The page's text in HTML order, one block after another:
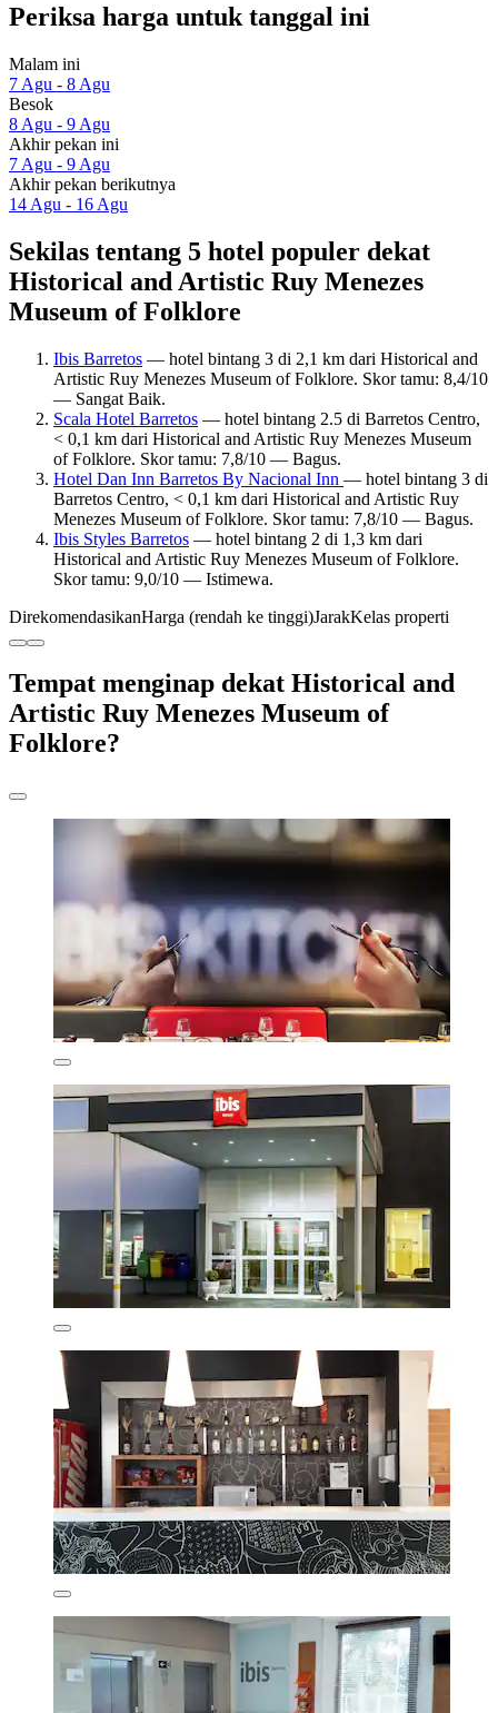
Periksa harga untuk tanggal ini
Malam ini
7 Agu - 8 Agu
Besok
8 Agu - 9 Agu
Akhir pekan ini
7 Agu - 9 Agu
Akhir pekan berikutnya
14 Agu - 16 Agu
Sekilas tentang 5 hotel populer dekat
Historical and Artistic Ruy Menezes
Museum of Folklore
Ibis Barretos — hotel bintang 3 di 2,1 km dari Historical and
Artistic Ruy Menezes Museum of Folklore. Skor tamu: 8,4/10
— Sangat Baik.
Scala Hotel Barretos — hotel bintang 2.5 di Barretos Centro,
< 0,1 km dari Historical and Artistic Ruy Menezes Museum
of Folklore. Skor tamu: 7,8/10 — Bagus.
Hotel Dan Inn Barretos By Nacional Inn — hotel bintang 3 di
Barretos Centro, < 0,1 km dari Historical and Artistic Ruy
Menezes Museum of Folklore. Skor tamu: 7,8/10 — Bagus.
Ibis Styles Barretos — hotel bintang 2 di 1,3 km dari
Historical and Artistic Ruy Menezes Museum of Folklore.
Skor tamu: 9,0/10 — Istimewa.
DirekomendasikanHarga (rendah ke tinggi)JarakKelas properti
Tempat menginap dekat Historical and
Artistic Ruy Menezes Museum of
Folklore?